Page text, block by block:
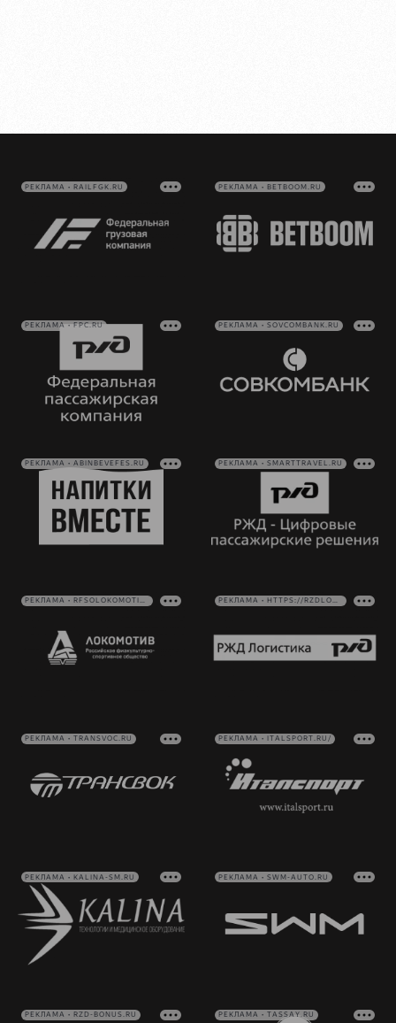
РЕКЛАМА • RAILFGK.RU РЕКЛАМА • BETBOOM.RU
РЕКЛАМА • FPC.RU РЕКЛАМА • SOVCOMBANK.RU
РЕКЛАМА • ABINBEVEFES.RU РЕКЛАМА • SMARTTRAVEL.RU
РЕКЛАМА • RFSOLOKOMOTIV.RU РЕКЛАМА • HTTPS://RZDLOG.RU/
РЕКЛАМА • TRANSVOC.RU РЕКЛАМА • ITALSPORT.RU/
РЕКЛАМА • KALINA-SM.RU РЕКЛАМА • SWM-AUTO.RU
РЕКЛАМА • RZD-BONUS.RU РЕКЛАМА • TASSAY.RU